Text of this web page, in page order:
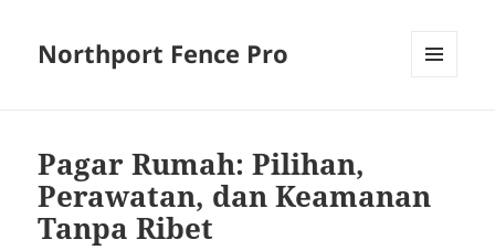
Northport Fence Pro
Pagar Rumah: Pilihan,
Perawatan, dan Keamanan
Tanpa Ribet